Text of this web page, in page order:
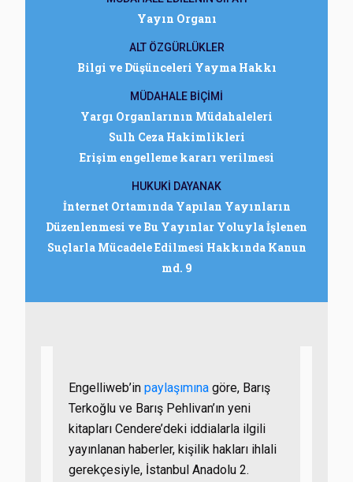
Yayın Organı
ALT ÖZGÜRLÜKLER
Bilgi ve Düşünceleri Yayma Hakkı
MÜDAHALE BİÇİMİ
Yargı Organlarının Müdahaleleri
Sulh Ceza Hakimlikleri
Erişim engelleme kararı verilmesi
HUKUKİ DAYANAK
İnternet Ortamında Yapılan Yayınların
Düzenlenmesi ve Bu Yayınlar Yoluyla İşlenen
Suçlarla Mücadele Edilmesi Hakkında Kanun
md. 9
Engelliweb’in paylaşımına göre, Barış
Terkoğlu ve Barış Pehlivan’ın yeni
kitapları Cendere’deki iddialarla ilgili
yayınlanan haberler, kişilik hakları ihlali
gerekçesiyle, İstanbul Anadolu 2.